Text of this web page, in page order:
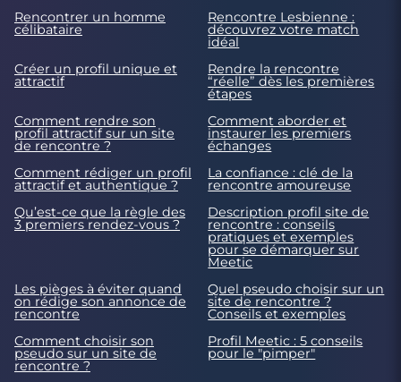
Rencontrer un homme
célibataire
Rencontre Lesbienne :
découvrez votre match
idéal
Créer un profil unique et
attractif
Rendre la rencontre
“réelle” dès les premières
étapes
Comment rendre son
profil attractif sur un site
de rencontre ?
Comment aborder et
instaurer les premiers
échanges
Comment rédiger un profil
attractif et authentique ?
La confiance : clé de la
rencontre amoureuse
Qu’est-ce que la règle des
3 premiers rendez-vous ?
Description profil site de
rencontre : conseils
pratiques et exemples
pour se démarquer sur
Meetic
Les pièges à éviter quand
on rédige son annonce de
rencontre
Quel pseudo choisir sur un
site de rencontre ?
Conseils et exemples
Comment choisir son
pseudo sur un site de
rencontre ?
Profil Meetic : 5 conseils
pour le "pimper"